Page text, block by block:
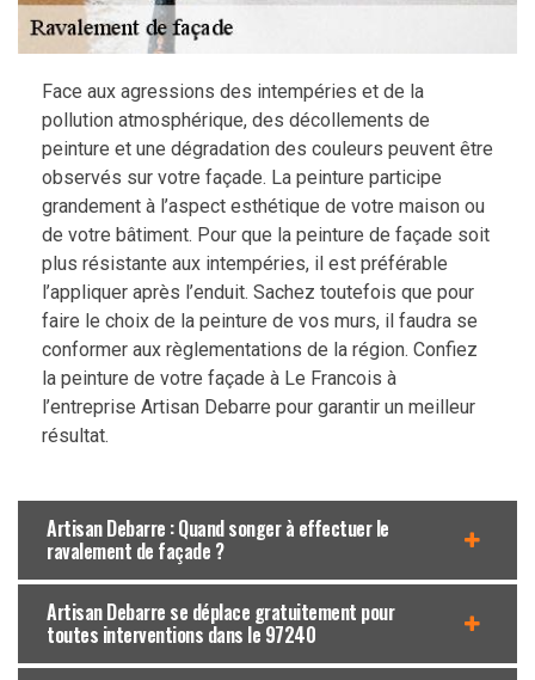
Face aux agressions des intempéries et de la
pollution atmosphérique, des décollements de
peinture et une dégradation des couleurs peuvent être
observés sur votre façade. La peinture participe
grandement à l’aspect esthétique de votre maison ou
de votre bâtiment. Pour que la peinture de façade soit
plus résistante aux intempéries, il est préférable
l’appliquer après l’enduit. Sachez toutefois que pour
faire le choix de la peinture de vos murs, il faudra se
conformer aux règlementations de la région. Confiez
la peinture de votre façade à Le Francois à
l’entreprise Artisan Debarre pour garantir un meilleur
résultat.
Artisan Debarre : Quand songer à effectuer le
ravalement de façade ?
Artisan Debarre se déplace gratuitement pour
toutes interventions dans le 97240